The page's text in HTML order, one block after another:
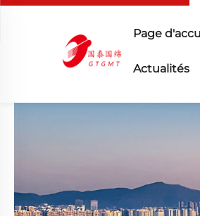
Page
Actualités